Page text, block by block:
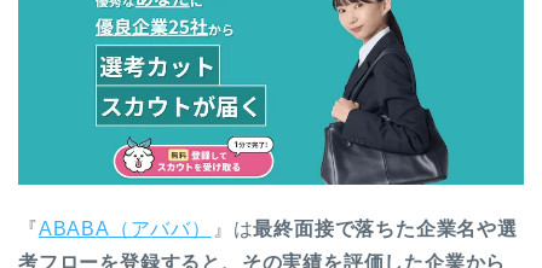
『ABABA（アババ） 』は最終面接で落ちた企業名や選
考フローを登録すると、その実績を評価した企業から